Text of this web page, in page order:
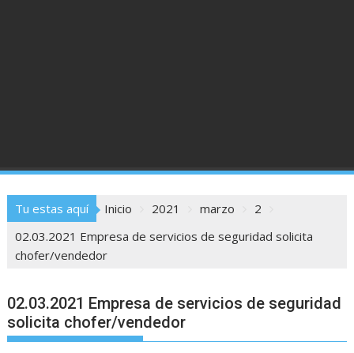
Tu estas aquí Inicio 2021 marzo
2
02.03.2021 Empresa de servicios de seguridad solicita
chofer/vendedor
02.03.2021 Empresa de servicios de seguridad
solicita chofer/vendedor